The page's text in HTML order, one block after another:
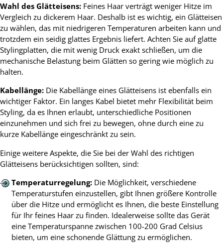
Wahl des Glätteisens: Feines Haar verträgt weniger Hitze im
Vergleich zu dickerem Haar. Deshalb ist es wichtig, ein Glätteisen
zu wählen, das mit niedrigeren Temperaturen arbeiten kann und
trotzdem ein seidig glattes Ergebnis liefert. Achten Sie auf glatte
Stylingplatten, die mit wenig Druck exakt schließen, um die
mechanische Belastung beim Glätten so gering wie möglich zu
halten.
Kabellänge: Die Kabellänge eines Glätteisens ist ebenfalls ein
wichtiger Faktor. Ein langes Kabel bietet mehr Flexibilität beim
Styling, da es Ihnen erlaubt, unterschiedliche Positionen
einzunehmen und sich frei zu bewegen, ohne durch eine zu
kurze Kabellänge eingeschränkt zu sein.
Einige weitere Aspekte, die Sie bei der Wahl des richtigen
Glätteisens berücksichtigen sollten, sind:
Temperaturregelung:Die Möglichkeit, verschiedene
Temperaturstufen einzustellen, gibt Ihnen größere Kontrolle
über die Hitze und ermöglicht es Ihnen, die beste Einstellung
für Ihr feines Haar zu finden. Idealerweise sollte das Gerät
eine Temperaturspanne zwischen 100-200 Grad Celsius
bieten, um eine schonende Glättung zu ermöglichen.